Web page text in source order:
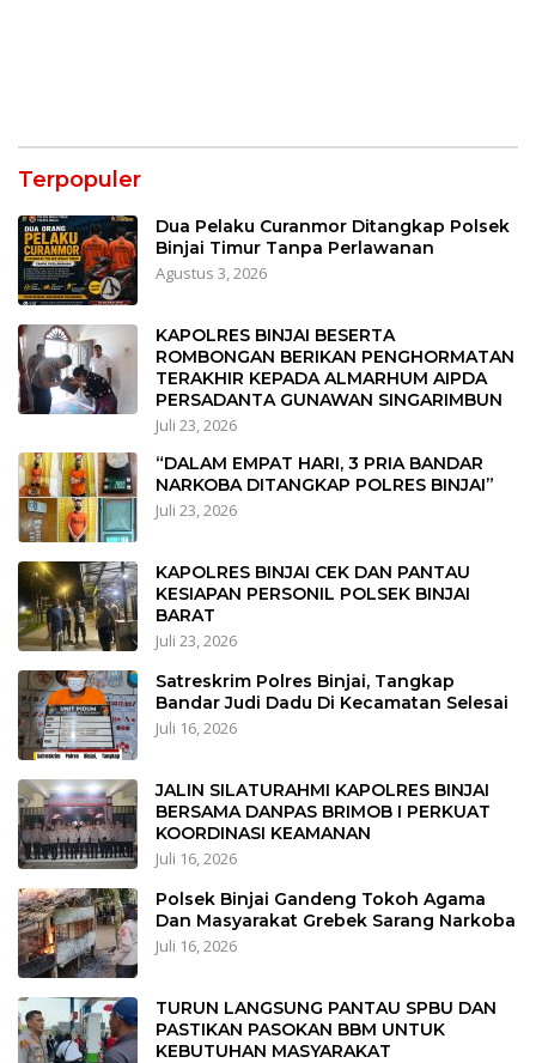
Terpopuler
Dua Pelaku Curanmor Ditangkap Polsek
Binjai Timur Tanpa Perlawanan
Agustus 3, 2026
KAPOLRES BINJAI BESERTA
ROMBONGAN BERIKAN PENGHORMATAN
TERAKHIR KEPADA ALMARHUM AIPDA
PERSADANTA GUNAWAN SINGARIMBUN
Juli 23, 2026
“DALAM EMPAT HARI, 3 PRIA BANDAR
NARKOBA DITANGKAP POLRES BINJAI”
Juli 23, 2026
KAPOLRES BINJAI CEK DAN PANTAU
KESIAPAN PERSONIL POLSEK BINJAI
BARAT
Juli 23, 2026
Satreskrim Polres Binjai, Tangkap
Bandar Judi Dadu Di Kecamatan Selesai
Juli 16, 2026
JALIN SILATURAHMI KAPOLRES BINJAI
BERSAMA DANPAS BRIMOB I PERKUAT
KOORDINASI KEAMANAN
Juli 16, 2026
Polsek Binjai Gandeng Tokoh Agama
Dan Masyarakat Grebek Sarang Narkoba
Juli 16, 2026
TURUN LANGSUNG PANTAU SPBU DAN
PASTIKAN PASOKAN BBM UNTUK
KEBUTUHAN MASYARAKAT